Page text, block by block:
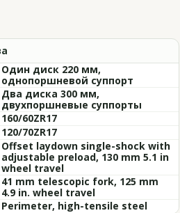
Один диск 220 мм,
однопоршневой суппорт
Два диска 300 мм,
двухпоршневые суппорты
160/60ZR17
120/70ZR17
Offset laydown single-shock with
adjustable preload, 130 mm 5.1 in
wheel travel
41 mm telescopic fork, 125 mm
4.9 in. wheel travel
Perimeter, high-tensile steel